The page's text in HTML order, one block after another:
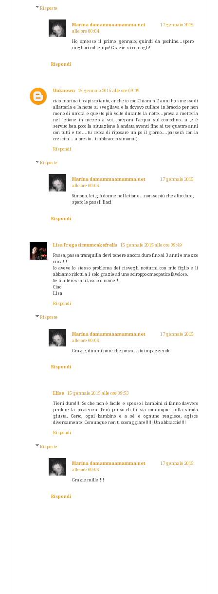
Risposte
Marina damammaamamma.net
17 gennaio 2015
alle ore 00:04
Ho smesso il primo gennaio, quindi da pochino...spero
migliori col tempo! Grazie x i consigli!
Rispondi
Unknown 15 gennaio 2015 alle ore 09:09
ciao marina ti capisco tanto, anche io con Chiara a 2 anni ho smesso di
allattarla e la notte si svegliava e la dovevo cullare in braccio per non
meno di un'ora e questo più volte durante la notte...prova a metterla
nel lettone in mezzo a voi...prepara l'acqua sul comodino...a ,e è
servito ben poco la situazione è andata aventi fino ai tre quattro anni
con tutti e tre....tu cerca di riposare un pò il giorno....passerà con la
crescita....a presto ..ti abbraccio simona:)
Rispondi
Risposte
Marina damammaamamma.net
17 gennaio 2015
alle ore 00:05
Simona, lei già dorme nel lettone...non so più che altro fare,
spero le passi! Baci
Rispondi
Lisa Fregosi mumcakefrelis 15 gennaio 2015 alle ore 09:49
Passa, passa tranquilla devi tenere ancora duro fino ai 3 anni e mezzo
circa!!!
Io avevo lo stesso problema dei risvegli notturni con mio figlio e li
abbiamo ridotti a 1 solo grazie ad uno sciroppo omeopatico favoloso.
Se ti interessa ti lascio il nome!!
Ciao
Lisa
Rispondi
Risposte
Marina damammaamamma.net
17 gennaio 2015
alle ore 00:06
Grazie, dimmi pure che provo...sto impazzendo!
Rispondi
Elise 15 gennaio 2015 alle ore 09:53
Tieni duro!!!! So che non è facile e spesso i bambini ci fanno davvero
perdere la pazienza. Però penso ch tu sia comunque sulla strada
giusta. Certo, ogni bambino è a sé e ognuno reagisce, agisce
diversamente. Comunque non ti scoraggiare!!!!! Un abbraccio!!!!
Rispondi
Risposte
Marina damammaamamma.net
17 gennaio 2015
alle ore 00:06
Grazie mille!!!!
Rispondi